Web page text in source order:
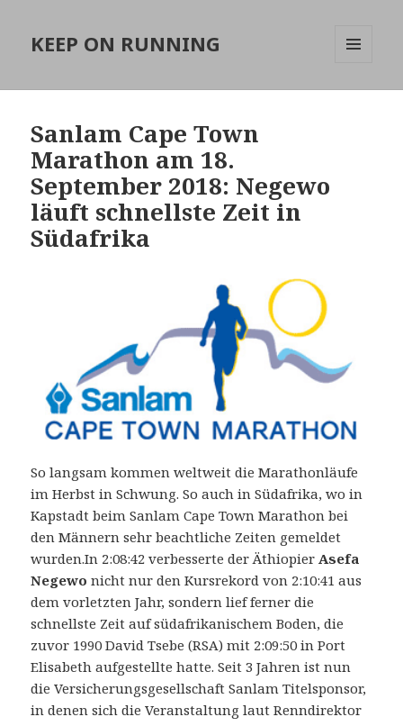
KEEP ON RUNNING
Sanlam Cape Town
Marathon am 18.
September 2018: Negewo
läuft schnellste Zeit in
Südafrika
So langsam kommen weltweit die Marathonläufe
im Herbst in Schwung. So auch in Südafrika, wo in
Kapstadt beim Sanlam Cape Town Marathon bei
den Männern sehr beachtliche Zeiten gemeldet
wurden.In 2:08:42 verbesserte der Äthiopier Asefa
Negewo nicht nur den Kursrekord von 2:10:41 aus
dem vorletzten Jahr, sondern lief ferner die
schnellste Zeit auf südafrikanischem Boden, die
zuvor 1990 David Tsebe (RSA) mit 2:09:50 in Port
Elisabeth aufgestellte hatte. Seit 3 Jahren ist nun
die Versicherungsgesellschaft Sanlam Titelsponsor,
in denen sich die Veranstaltung laut Renndirektor